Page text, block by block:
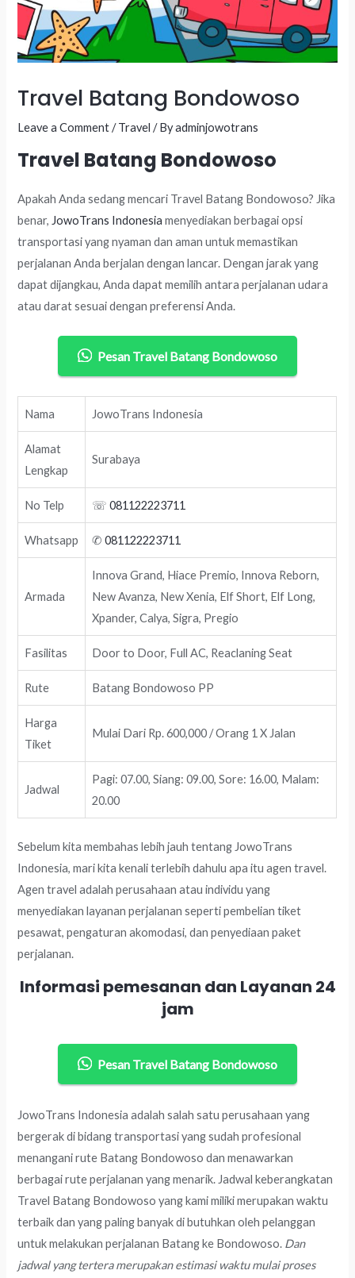
Travel Batang Bondowoso
Leave a Comment /Travel / Byadminjowotrans
Travel Batang Bondowoso
Apakah Anda sedang mencari Travel Batang Bondowoso? Jika
benar, JowoTrans Indonesia menyediakan berbagai opsi
transportasi yang nyaman dan aman untuk memastikan
perjalanan Anda berjalan dengan lancar. Dengan jarak yang
dapat dijangkau, Anda dapat memilih antara perjalanan udara
atau darat sesuai dengan preferensi Anda.
Pesan Travel Batang Bondowoso
Nama JowoTrans Indonesia
Alamat
Lengkap
Surabaya
No Telp ☏081122223711
Whatsapp ✆081122223711
Armada
Innova Grand, Hiace Premio, Innova Reborn,
New Avanza, New Xenia, Elf Short, Elf Long,
Xpander, Calya, Sigra, Pregio
Fasilitas Door to Door, Full AC, Reaclaning Seat
Rute Batang Bondowoso PP
Harga
Tiket
Mulai Dari Rp. 600,000 / Orang 1 X Jalan
Jadwal
Pagi: 07.00, Siang: 09.00, Sore: 16.00, Malam:
20.00
Sebelum kita membahas lebih jauh tentang JowoTrans
Indonesia, mari kita kenali terlebih dahulu apa itu agen travel.
Agen travel adalah perusahaan atau individu yang
menyediakan layanan perjalanan seperti pembelian tiket
pesawat, pengaturan akomodasi, dan penyediaan paket
perjalanan.
Informasi pemesanan dan Layanan 24
jam
Pesan Travel Batang Bondowoso
JowoTrans Indonesia adalah salah satu perusahaan yang
bergerak di bidang transportasi yang sudah profesional
menangani rute Batang Bondowoso dan menawarkan
berbagai rute perjalanan yang menarik. Jadwal keberangkatan
Travel Batang Bondowoso yang kami miliki merupakan waktu
terbaik dan yang paling banyak di butuhkan oleh pelanggan
untuk melakukan perjalanan Batang ke Bondowoso. Dan
jadwal yang tertera merupakan estimasi waktu mulai proses